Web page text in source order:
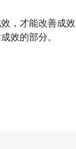
，才能改善成
效的部分。